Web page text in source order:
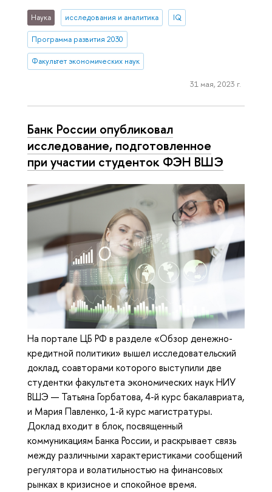
Наука исследования и аналитика IQ
Программа развития 2030
Факультет экономических наук
31 мая, 2023 г.
Банк России опубликовал
исследование, подготовленное
при участии студенток ФЭН ВШЭ
На портале ЦБ РФ в разделе «Обзор денежно-
кредитной политики» вышел исследовательский
доклад, соавторами которого выступили две
студентки факультета экономических наук НИУ
ВШЭ — Татьяна Горбатова, 4-й курс бакалавриата,
и Мария Павленко, 1-й курс магистратуры.
Доклад входит в блок, посвященный
коммуникациям Банка России, и раскрывает связь
между различными характеристиками сообщений
регулятора и волатильностью на финансовых
рынках в кризисное и спокойное время.